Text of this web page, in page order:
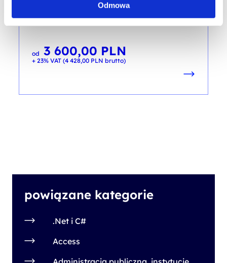
Odmowa
powiązane kategorie
.Net i C#
Access
EN
od 3 600,00 PLN
+ 23% VAT (4 428,00 PLN brutto)